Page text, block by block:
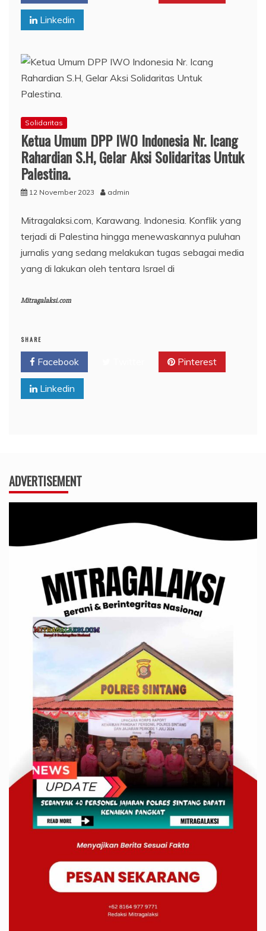
Linkedin
Solidaritas
Ketua Umum DPP IWO Indonesia Nr. Icang
Rahardian S.H, Gelar Aksi Solidaritas Untuk
Palestina.
12 November 2023 admin
Mitragalaksi.com, Karawang. Indonesia. Konflik yang
terjadi di Palestina hingga menewaskannya puluhan
jurnalis yang sedang melakukan tugas sebagai media
yang di lakukan oleh tentara Israel di
Mitragalaksi.com
SHARE
Facebook Pinterest
Linkedin
ADVERTISEMENT